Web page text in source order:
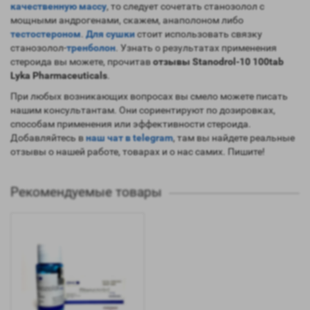
качественную массу, то следует сочетать станозолол с
мощными андрогенами, скажем, анаполоном либо
тестостероном .Для сушкистоит использовать связку
станозолол-тренболон. Узнать о результатах применения
стероида вы можете, прочитавотзывы Stanodrol-10 100tab
Lyka Pharmaceuticals.
При любых возникающих вопросах вы смело можете писать
нашим консультантам. Они сориентируют по дозировках,
способам применения или эффективности стероида.
Добавляйтесь внаш чат в telegram, там вы найдете реальные
отзывы о нашей работе, товарах и о нас самих. Пишите!
Рекомендуемые товары